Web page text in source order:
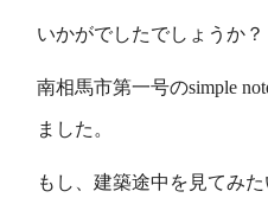
いかがでしたでしょうか？
南相馬市第一号のsimple
ました。
もし、建築途中を見てみ